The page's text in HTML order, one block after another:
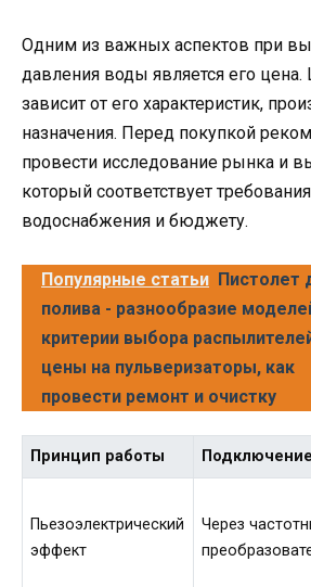
Одним из важных аспектов при
давления воды является его цена.
зависит от его характеристик,
назначения. Перед покупкой
провести исследование рынка и
который соответствует
водоснабжения и бюджету.
Популярные статьи Пистолет
полива - разнообразие
критерии выбора
цены на пульверизаторы, как
провести ремонт и очистку
Принцип работы Подключение
Пьезоэлектрический
эффект
Через